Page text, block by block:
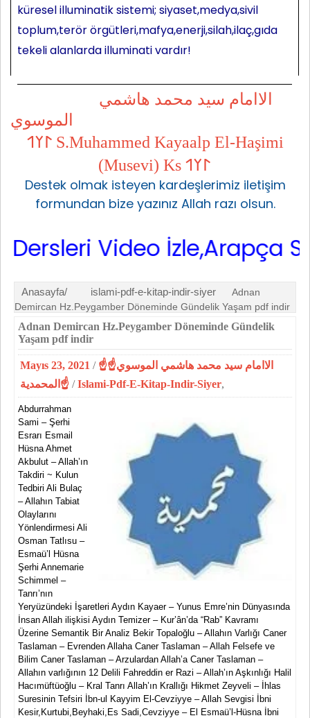
küresel illuminatik sistemi; siyaset,medya,sivil
toplum,terör örgütleri,mafya,enerji,silah,ilaç,gıda
tekeli alanlarda illuminati vardır!
الاامام سيد محمد هاشمي
الموسوي
𐰃𐰠𐰯 S.Muhammed Kayaalp El-Haşimi
(Musevi) Ks 𐰃𐰠𐰯
Destek olmak isteyen kardeşlerimiz iletişim
formundan bize yazınız Allah razı olsun.
Video İzle,Arapça
Anasayfa/ islami-pdf-e-kitap-indir-siyer
Adnan
Demircan Hz.Peygamber Döneminde Gündelik Yaşam pdf indir
Adnan Demircan Hz.Peygamber Döneminde Gündelik
Yaşam pdf indir
Mayıs 23, 2021 / ☝الاامام سيد محمد هاشمي الموسوي☝
المحمدية☝ /Islami-Pdf-E-Kitap-Indir-Siyer,
Abdurrahman
Sami – Şerhi
Esrarı Esmail
Hüsna Ahmet
Akbulut – Allah’ın
Takdiri ~ Kulun
Tedbiri Ali Bulaç
– Allahın Tabiat
Olaylarını
Yönlendirmesi Ali
Osman Tatlısu –
Esmaü’l Hüsna
Şerhi Annemarie
Schimmel –
Tanrı’nın
Yeryüzündeki İşaretleri Aydın Kayaer – Yunus Emre’nin Dünyasında
İnsan Allah ilişkisi Aydın Temizer – Kur’ân’da “Rab” Kavramı
Üzerine Semantik Bir Analiz Bekir Topaloğlu – Allahın Varlığı Caner
Taslaman – Evrenden Allaha Caner Taslaman – Allah Felsefe ve
Bilim Caner Taslaman – Arzulardan Allah’a Caner Taslaman –
Allahın varlığının 12 Delili Fahreddin er Razi – Allah’ın Aşkınlığı Halil
Hacımüftüoğlu – Kral Tanrı Allah’ın Krallığı Hikmet Zeyveli – İhlas
Suresinin Tefsiri İbn-ul Kayyim El-Cevziyye – Allah Sevgisi İbni
Kesir,Kurtubi,Beyhaki,Es Sadi,Cevziyye – El Esmaü’l-Hüsna İbni